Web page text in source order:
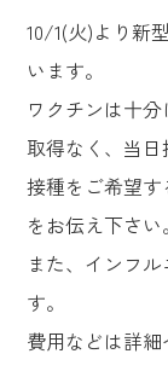
10/1(火)より新
います。
ワクチンは十
取得なく、当日
接種をご希望
をお伝え下さい。
また、インフ
す。
費用などは詳細